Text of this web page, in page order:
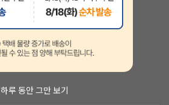
하루 동안 그만 보기